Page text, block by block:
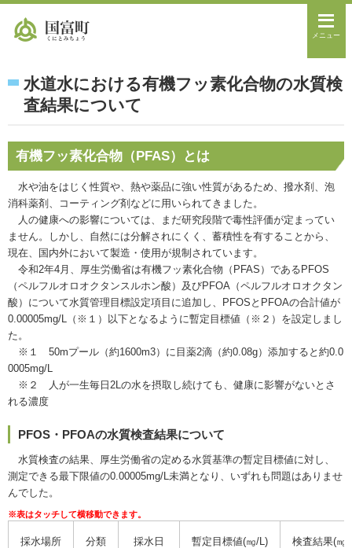
メニュー
水道水における有機フッ素化合物の水質検
査結果について
有機フッ素化合物（PFAS）とは
水や油をはじく性質や、熱や薬品に強い性質があるため、撥水剤、泡
消科薬剤、コーティング剤などに用いられてきました。
人の健康への影響については、まだ研究段階で毒性評価が定まってい
ません。しかし、自然には分解されにくく、蓄積性を有することから、
現在、国内外において製造・使用が規制されています。
令和2年4月、厚生労働省は有機フッ素化合物（PFAS）であるPFOS
（ペルフルオロオクタンスルホン酸）及びPFOA（ペルフルオロオクタン
酸）について水質管理目標設定項目に追加し、PFOSとPFOAの合計値が
0.00005mg/L（※１）以下となるように暫定目標値（※２）を設定しまし
た。
※１ 50mプール（約1600m3）に目薬2滴（約0.08g）添加すると約0.0
0005mg/L
※２ 人が一生毎日2Lの水を摂取し続けても、健康に影響がないとさ
れる濃度
PFOS・PFOAの水質検査結果について
水質検査の結果、厚生労働省の定める水質基準の暫定目標値に対し、
測定できる最下限値の0.00005mg/L未満となり、いずれも問題はありませ
んでした。
採水場所 分類 採水日 暫定目標値(㎎/L) 検査結果(㎎/